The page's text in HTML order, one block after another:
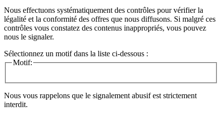
Nous effectuons systématiquement des contrôles pour vérifier la
légalité et la conformité des offres que nous diffusons. Si malgré ces
contrôles vous constatez des contenus inappropriés, vous pouvez
nous le signaler.
Sélectionnez un motif dans la liste ci-dessous :
Motif:
Nous vous rappelons que le signalement abusif est strictement
interdit.